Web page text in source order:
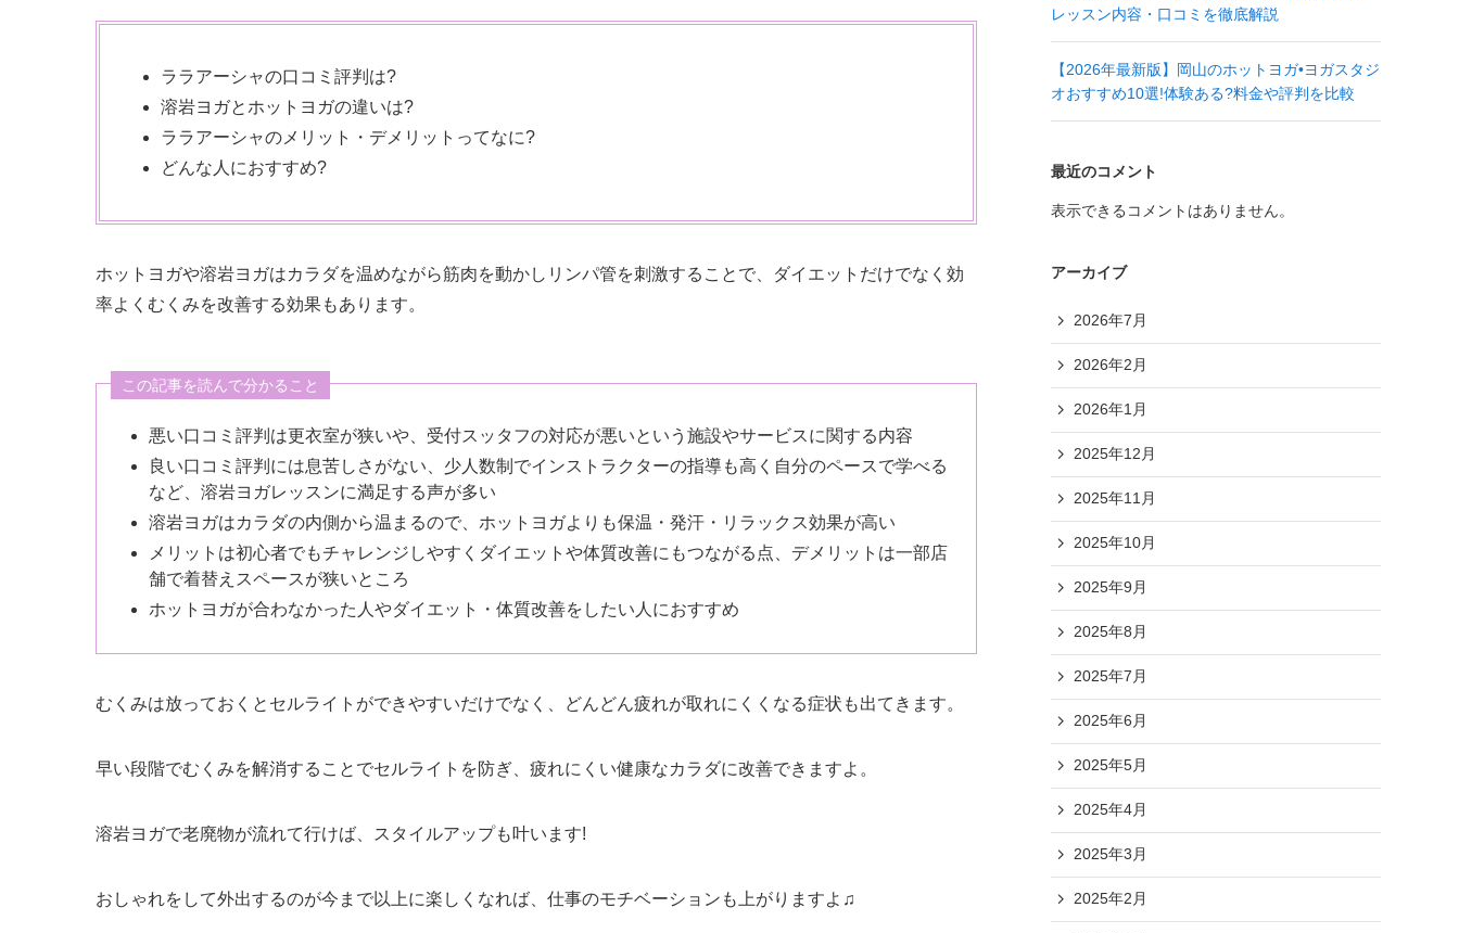
ララアーシャの口コミ評判は?
溶岩ヨガとホットヨガの違いは?
ララアーシャのメリット・デメリットってなに?
どんな人におすすめ?
ホットヨガや溶岩ヨガはカラダを温めながら筋肉を動かしリンパ管を刺激することで、ダイエットだけでなく効
率よくむくみを改善する効果もあります。
この記事を読んで分かること
悪い口コミ評判は更衣室が狭いや、受付スッタフの対応が悪いという施設やサービスに関する内容
良い口コミ評判には息苦しさがない、少人数制でインストラクターの指導も高く自分のペースで学べる
など、溶岩ヨガレッスンに満足する声が多い
溶岩ヨガはカラダの内側から温まるので、ホットヨガよりも保温・発汗・リラックス効果が高い
メリットは初心者でもチャレンジしやすくダイエットや体質改善にもつながる点、デメリットは一部店
舗で着替えスペースが狭いところ
ホットヨガが合わなかった人やダイエット・体質改善をしたい人におすすめ
むくみは放っておくとセルライトができやすいだけでなく、どんどん疲れが取れにくくなる症状も出てきます。
早い段階でむくみを解消することでセルライトを防ぎ、疲れにくい健康なカラダに改善できますよ。
溶岩ヨガで老廃物が流れて行けば、スタイルアップも叶います!
おしゃれをして外出するのが今まで以上に楽しくなれば、仕事のモチベーションも上がりますよ♫
レッスン内容・口コミを徹底解説
【2026年最新版】岡山のホットヨガ•ヨガスタジ
オおすすめ10選!体験ある?料金や評判を比較
最近のコメント
表示できるコメントはありません。
アーカイブ
2026年7月
2026年2月
2026年1月
2025年12月
2025年11月
2025年10月
2025年9月
2025年8月
2025年7月
2025年6月
2025年5月
2025年4月
2025年3月
2025年2月